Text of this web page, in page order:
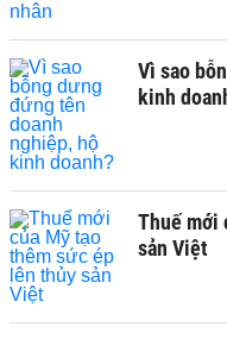
Vì sao
kinh
Thuế mới
sản Việt